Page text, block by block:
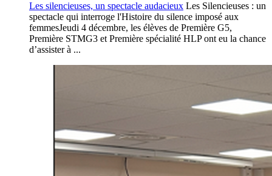
Les silencieuses, un spectacle audacieux Les Silencieuses : un
spectacle qui interroge l'Histoire du silence imposé aux
femmesJeudi 4 décembre, les élèves de Première G5,
Première STMG3 et Première spécialité HLP ont eu la chance
d’assister à ...